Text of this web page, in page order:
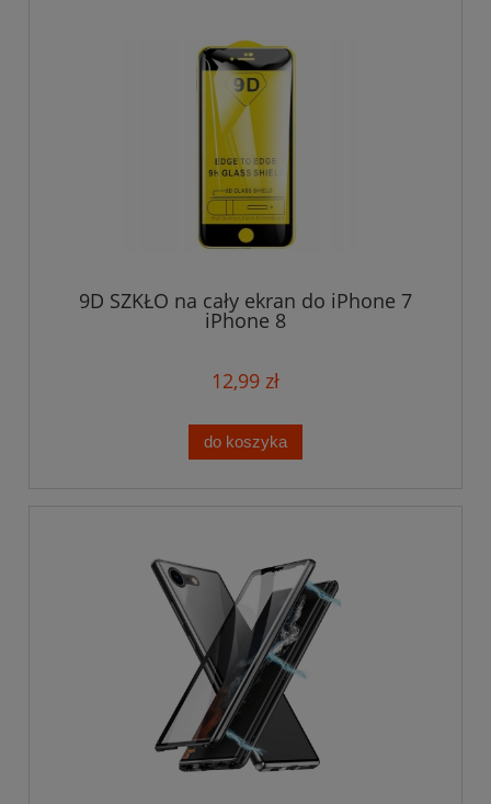
9D SZKŁO na cały ekran do iPhone 7
iPhone 8
12,99 zł
do koszyka